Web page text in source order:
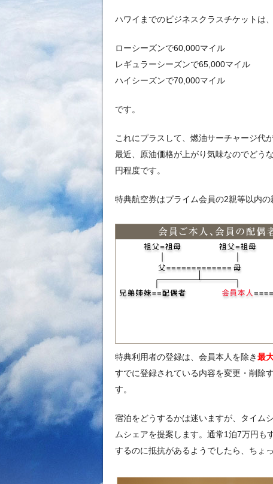
ハワイまでのビジネスクラスチケットは、
ローシーズンで60,000マイル
レギュラーシーズンで65,000マイル
ハイシーズンで70,000マイル
です。
これにプラスして、燃油サーチャージ代
最近、原油価格が上がり気味なのでどう
円程度です。
特典航空券はプライム会員の2親等以内
特典利用者の登録は、会員本人を除き最
すでに登録されている内容を変更・削除
す。
宿泊をどうするかは迷いますが、タイム
ムシェアを提案します。通常1泊7万円
するのに抵抗があるようでしたら、ちょ